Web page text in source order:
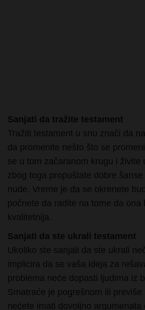
da promenite nešto što se
se u tom začaranom krugu i živite
zbog toga propuštate dobre šanse
nude. Vreme je da se okrenete
počnete da radite na tome da ona
kvalitetnija.
Sanjati da ste ukrali testament
implicira da se vaša ideja za
problema neće dopasti ljudima iz
Smatraće je pogrešnom ili previše
nećete imati dovoljno argumenata
Razmislite o tome ko je tu u pravu,